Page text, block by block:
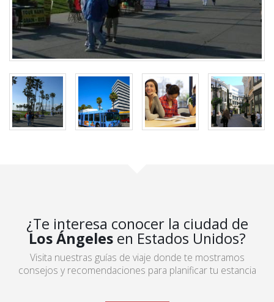
¿Te interesa conocer la ciudad de
Los Ángelesen Estados Unidos?
Visita nuestras guías de viaje donde te mostramos
consejos y recomendaciones para planificar tu estancia